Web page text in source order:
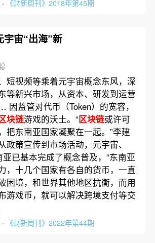
《财新周刊》2018年第45期
宇宙“出海”新
短视频等乘着元宇宙概念东风，深
等新兴市场，从资本、研发到运营
监管对代币（Token）的宽容，
块链游戏的沃土。“区块链或许可
把东南亚国家凝聚在一起。”李建
政策宣传到市场活动，元宇宙、
已基本完成了概念普及，“东南亚
，十几个国家有各自的货币，一直
困境，和世界其他地区抗衡，而用
游戏币，就可以解决跨境支付等交
《财新周刊》2022年第44期